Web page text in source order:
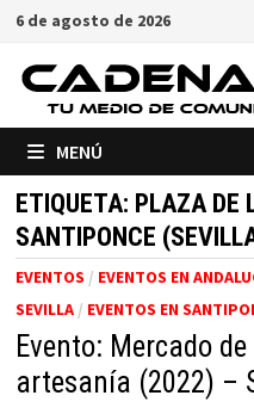
Saltar
contenido
6 de agosto de 2026
MENÚ
ETIQUETA: PLAZA DE
SANTIPONCE
EVENTOS / EVENTOS EN
SEVILLA/ EVENTOS EN
Evento: Mercado
artesanía (2022) –